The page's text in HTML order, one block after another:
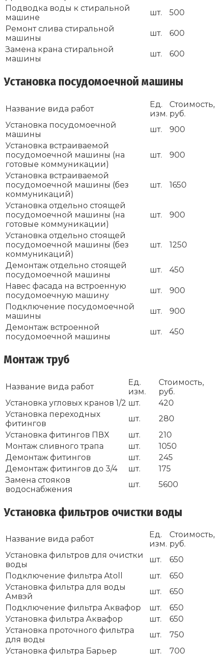
Подводка воды к стиральной
машине
шт.
500
Ремонт слива стиральной
машины
шт.
600
Замена крана стиральной
машины
шт. 600
Установка посудомоечной машины
Название вида работ
Ед.
изм.
Стоимость,
руб.
Установка посудомоечной
машины
шт.
900
Установка встраиваемой
посудомоечной машины (на
готовые коммуникации)
шт. 900
Установка встраиваемой
посудомоечной машины (без
коммуникаций)
шт. 1650
Установка отдельно стоящей
посудомоечной машины (на
готовые коммуникации)
шт. 900
Установка отдельно стоящей
посудомоечной машины (без
коммуникаций)
шт. 1250
Демонтаж отдельно стоящей
посудомоечной машины
шт.
450
Навес фасада на встроенную
посудомоечную машину
шт.
900
Подключение посудомоечной
машины
шт.
900
Демонтаж встроенной
посудомоечной машины
шт. 450
Монтаж труб
Название вида работ
Ед.
изм.
Стоимость,
руб.
Установка угловых кранов 1/2 шт.
420
Установка переходных
фитингов
шт.
280
Установка фитингов ПВХ
шт.
210
Монтаж сливного трапа
шт.
1050
Демонтаж фитингов
шт.
245
Демонтаж фитингов до 3/4
шт.
175
Замена стояков
водоснабжения
шт. 5600
Установка фильтров очистки воды
Название вида работ
Ед.
изм.
Стоимость,
руб.
Установка фильтров для очистки
воды
шт.
650
Подключение фильтра Atoll
шт.
650
Установка фильтра для воды
Амвэй
шт.
650
Подключение фильтра Аквафор
шт.
650
Установка фильтра Аквафор
шт.
650
Установка проточного фильтра
для воды
шт.
750
Установка фильтра Барьер
шт.
700